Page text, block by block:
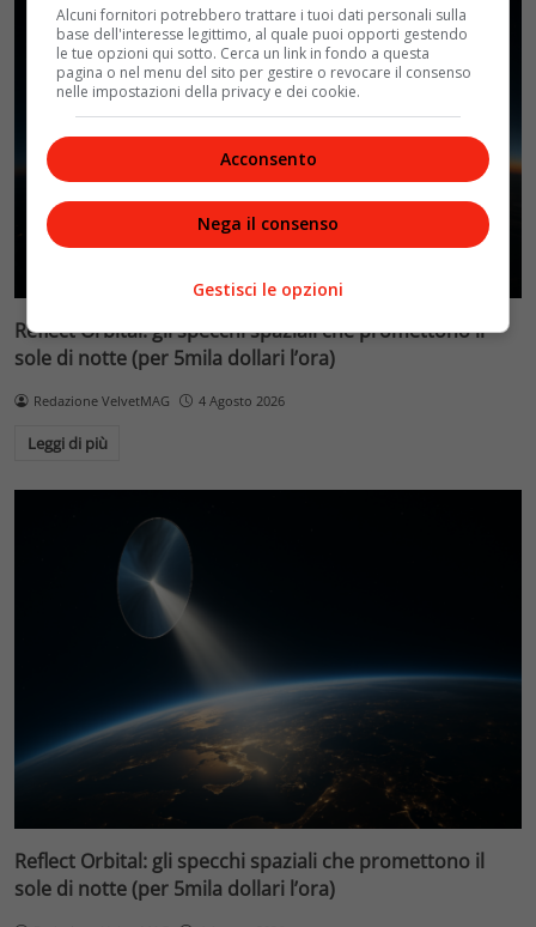
Reflect Orbital: gli specchi spaziali che promettono il
sole di notte (per 5mila dollari l’ora)
Redazione VelvetMAG 4 Agosto 2026
Leggi di più
Reflect Orbital: gli specchi spaziali che promettono il
sole di notte (per 5mila dollari l’ora)
Alcuni fornitori potrebbero trattare i tuoi dati personali sulla
base dell'interesse legittimo, al quale puoi opporti gestendo
le tue opzioni qui sotto. Cerca un link in fondo a questa
pagina o nel menu del sito per gestire o revocare il consenso
nelle impostazioni della privacy e dei cookie.
Acconsento
Nega il consenso
Gestisci le opzioni